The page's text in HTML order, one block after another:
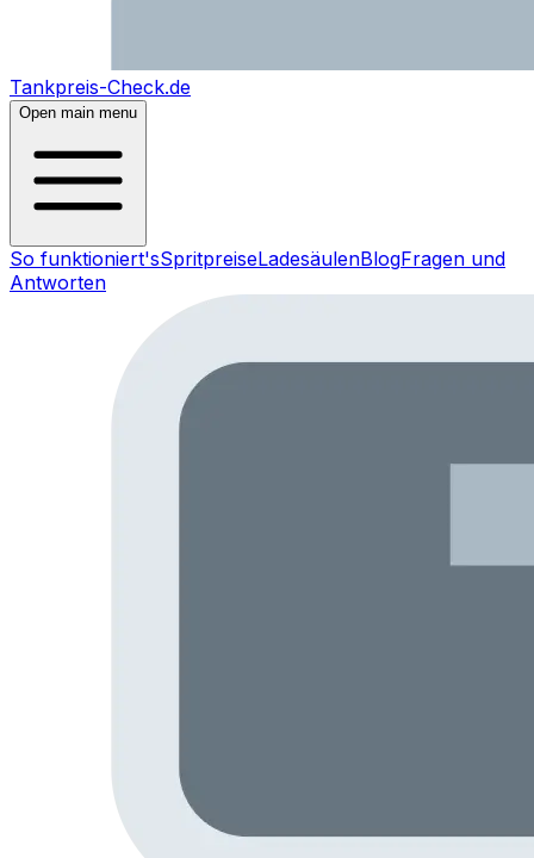
Tankpreis-Check.de
Open main menu
So funktioniert'sSpritpreiseLadesäulenBlogFragen und
Antworten